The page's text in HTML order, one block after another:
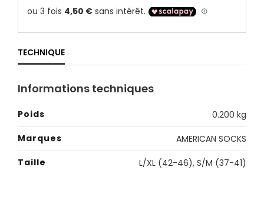
TECHNIQUE
Informations techniques
Poids
0.200 kg
Marques
AMERICAN SOCKS
Taille
L/XL (42-46), S/M (37-41)